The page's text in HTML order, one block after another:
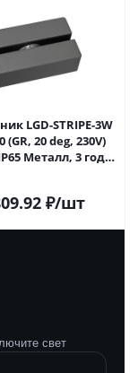
LGD-STRIPE-3W
(GR, 20 deg, 230V)
Металл, 3 года)
₽/шт
свет